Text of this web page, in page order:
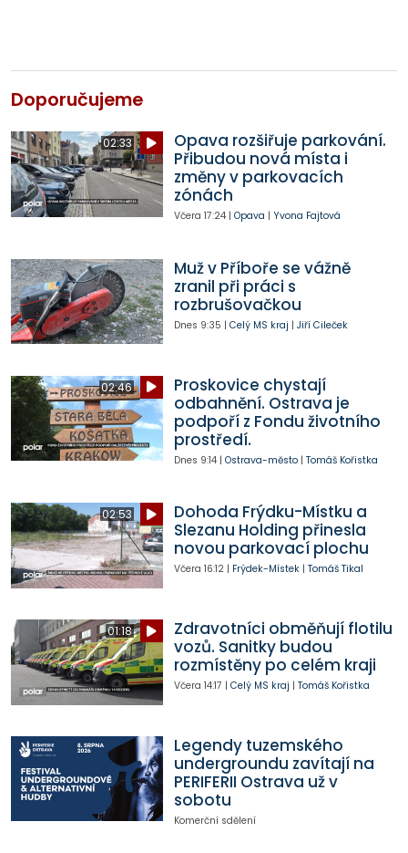
Doporučujeme
02:33
Opava rozšiřuje parkování.
Přibudou nová místa i
změny v parkovacích
zónách
Včera 17:24| Opava | Yvona Fajtová
Muž v Příboře se vážně
zranil při práci s
rozbrušovačkou
Dnes 9:35 | Celý MS kraj | Jiří Cileček
02:46
Proskovice chystají
odbahnění. Ostrava je
podpoří z Fondu životního
prostředí.
Dnes 9:14| Ostrava-město| Tomáš Kořistka
02:53
Dohoda Frýdku-Místku a
Slezanu Holding přinesla
novou parkovací plochu
Včera 16:12| Frýdek-Místek| Tomáš Tikal
01:18
Zdravotníci obměňují flotilu
vozů. Sanitky budou
rozmístěny po celém kraji
Včera 14:17 | Celý MS kraj | Tomáš Kořistka
Legendy tuzemského
undergroundu zavítají na
PERIFERII Ostrava už v
sobotu
Komerční sdělení